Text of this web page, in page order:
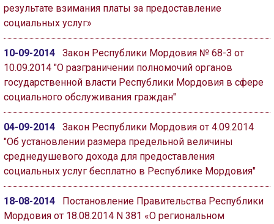
результате взимания платы за предоставление
социальных услуг»
10-09-2014
Закон Республики Мордовия № 68-З от
10.09.2014 "О разграничении полномочий органов
государственной власти Республики Мордовия в сфере
социального обслуживания граждан"
04-09-2014
Закон Республики Мордовия от 4.09.2014
"Об установлении размера предельной величины
среднедушевого дохода для предоставления
социальных услуг бесплатно в Республике Мордовия"
18-08-2014
Постановление Правительства Республики
Мордовия от 18.08.2014 N 381 «О региональном